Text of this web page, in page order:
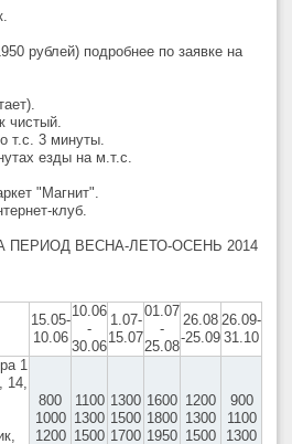
рублей) подробнее по заявке на
чистый.
т.с. 3 минуты.
езды на м.т.с.
"Магнит".
клуб.
ПЕРИОД ВЕСНА-ЛЕТО-ОСЕНЬ 2014
15.05-
10.06
10.06
-
30.06
1.07-
15.07
01.07
-
25.08
26.08
-25.09
26.09-
31.10
1
14,
800
1000
1200
1100
1300
1500
1300
1500
1700
1600
1800
1950
1200
1300
1500
900
1100
1300